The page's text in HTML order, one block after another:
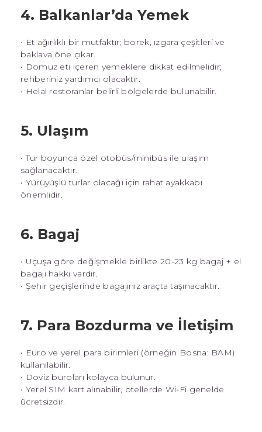
4. Balkanlar’da Yemek
• Et ağırlıklı bir mutfaktır; börek, ızgara çeşitleri ve
baklava öne çıkar.
• Domuz eti içeren yemeklere dikkat edilmelidir;
rehberiniz yardımcı olacaktır.
• Helal restoranlar belirli bölgelerde bulunabilir.
5. Ulaşım
• Tur boyunca özel otobüs/minibüs ile ulaşım
sağlanacaktır.
• Yürüyüşlü turlar olacağı için rahat ayakkabı
önemlidir.
6. Bagaj
• Uçuşa göre değişmekle birlikte 20-23 kg bagaj + el
bagajı hakkı vardır.
• Şehir geçişlerinde bagajınız araçta taşınacaktır.
7. Para Bozdurma ve İletişim
• Euro ve yerel para birimleri (örneğin Bosna: BAM)
kullanılabilir.
• Döviz büroları kolayca bulunur.
• Yerel SIM kart alınabilir, otellerde Wi-Fi genelde
ücretsizdir.